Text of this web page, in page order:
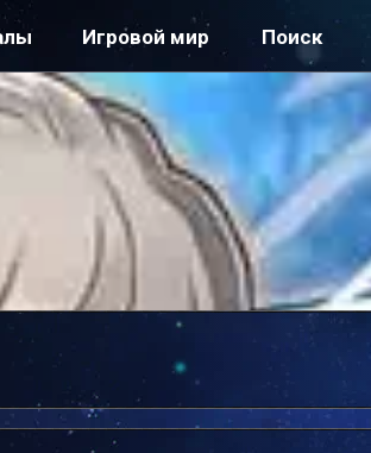
Игровой мир